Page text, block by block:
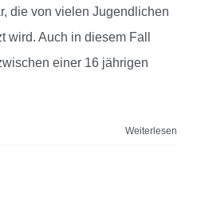
die von vielen Jugendlichen
wird. Auch in diesem Fall
einer 16 jährigen
Weiterlesen